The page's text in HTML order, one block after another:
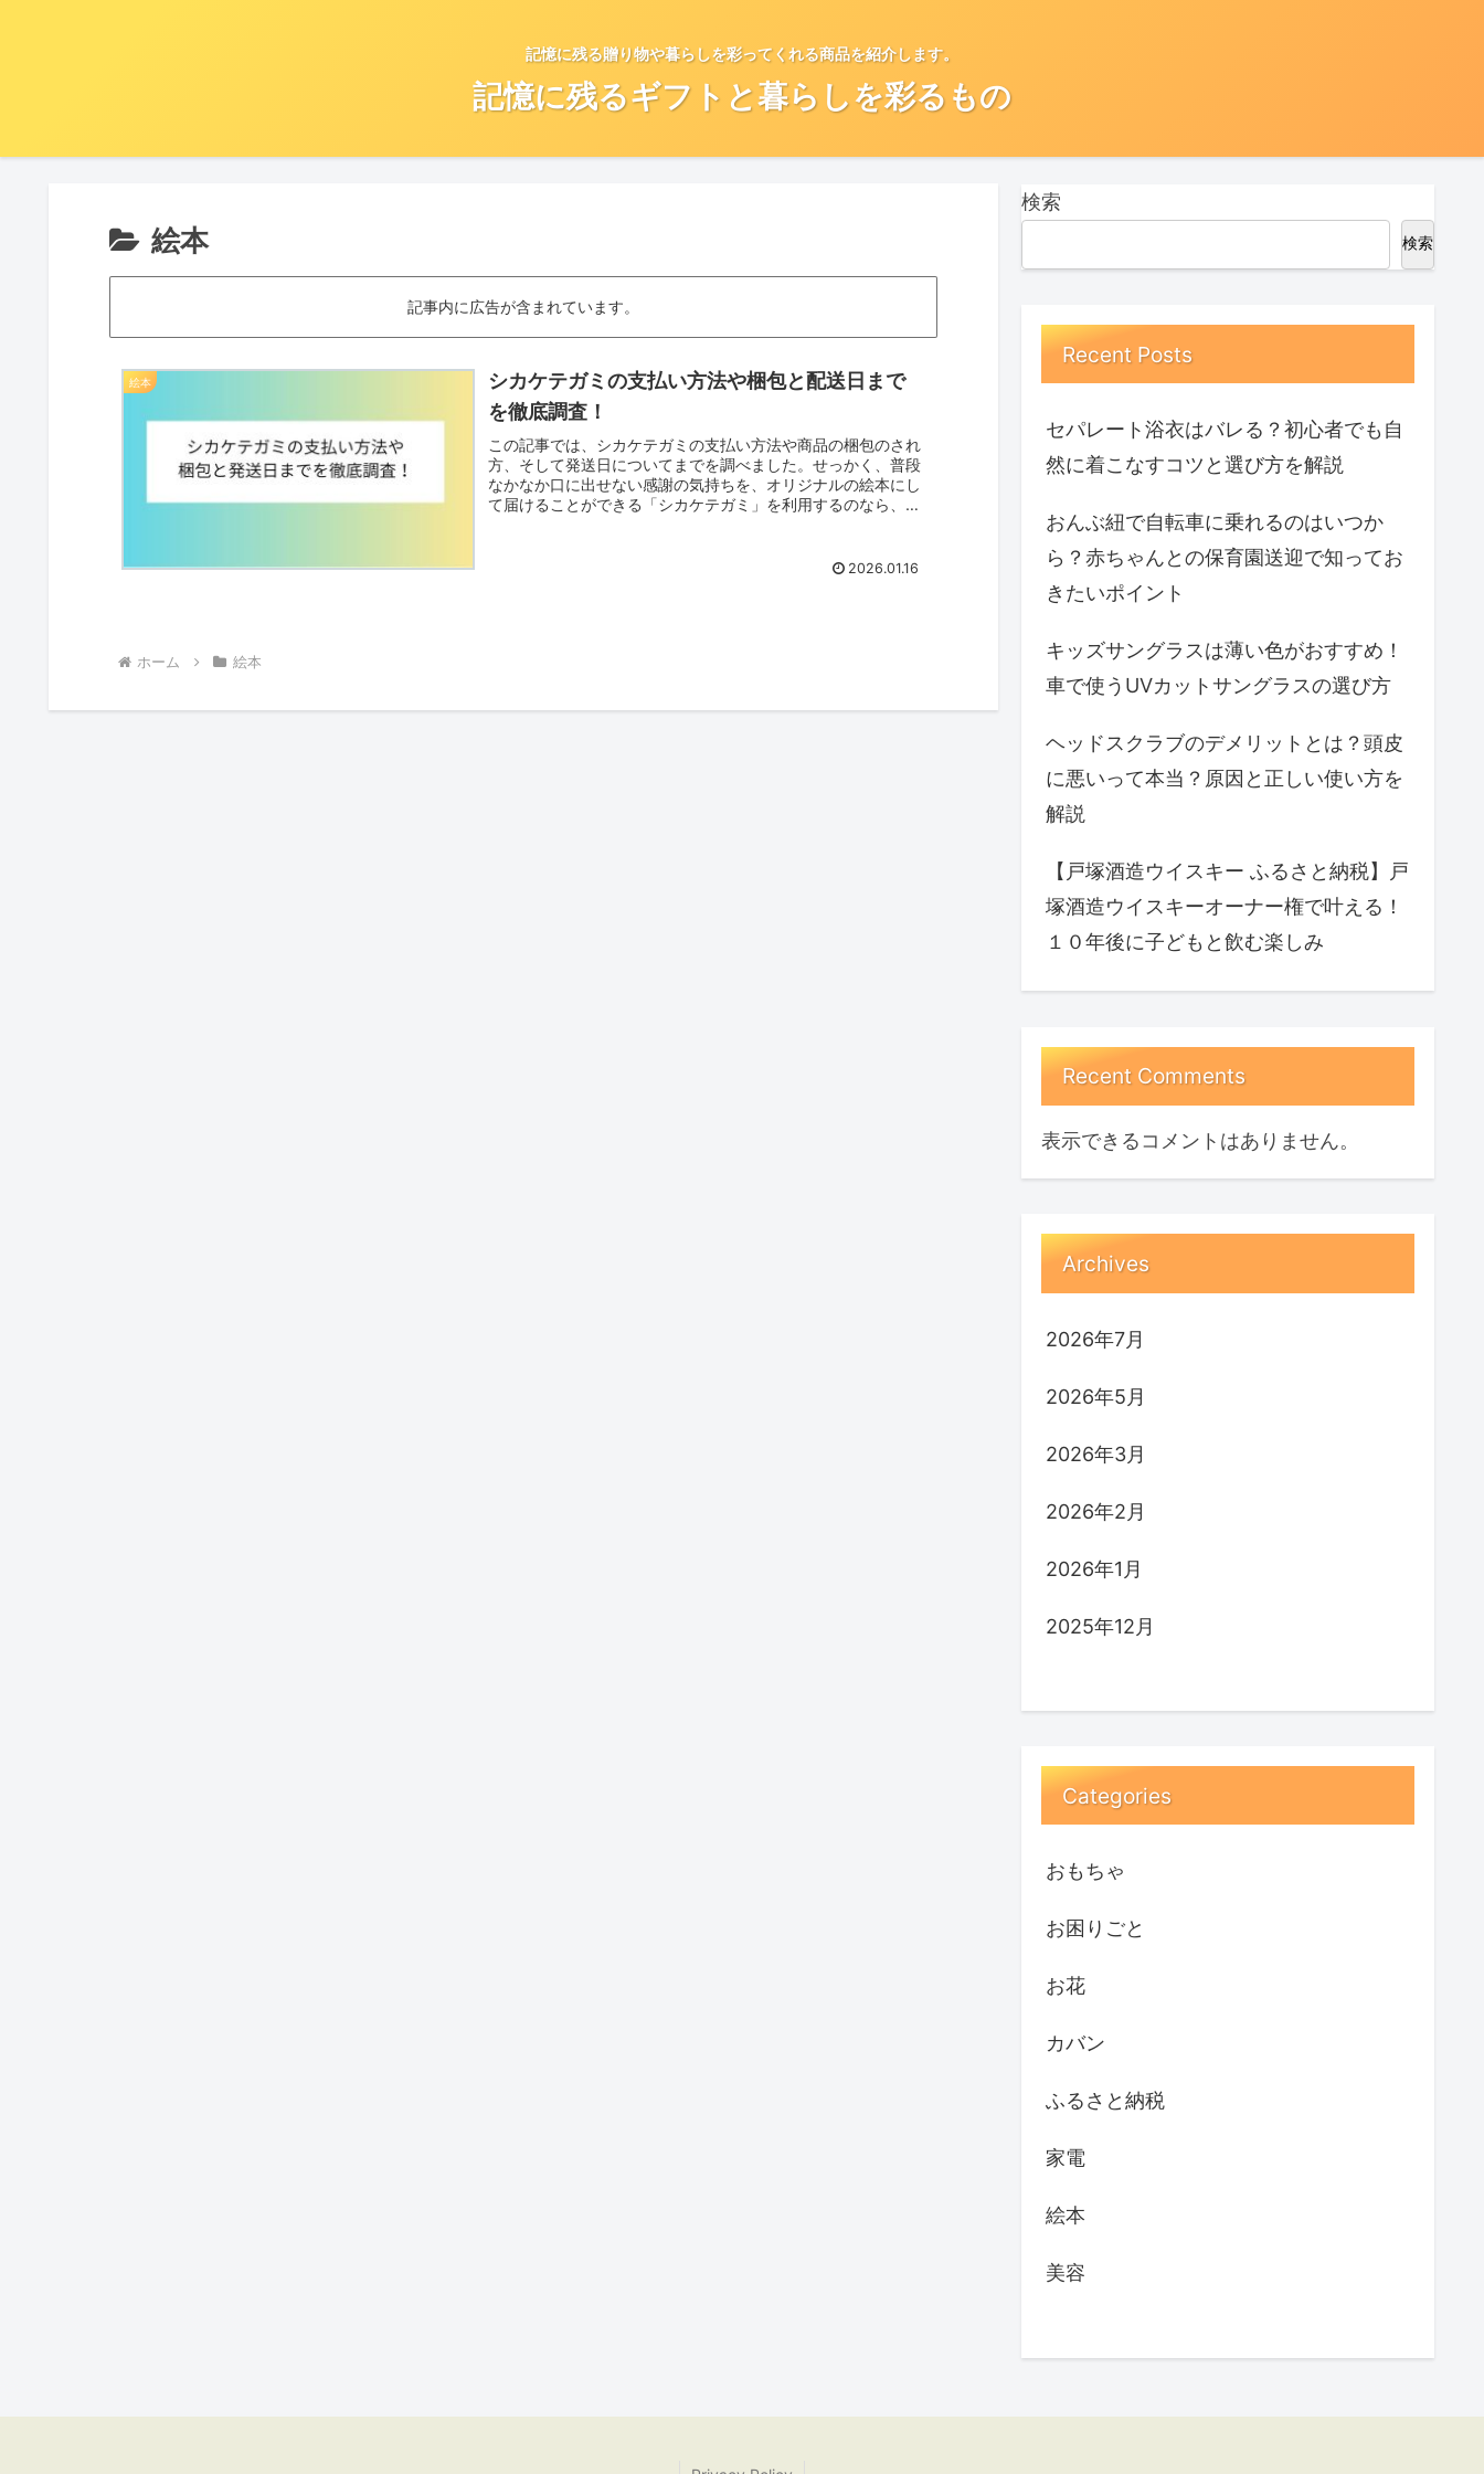
記憶に残る贈り物や暮らしを彩ってくれる商品を紹介します。
記憶に残るギフトと暮らしを彩るもの
絵本
記事内に広告が含まれています。
絵本
シカケテガミの支払い方法や梱包と配送日まで
を徹底調査！
この記事では、シカケテガミの支払い方法や商品の梱包のされ
方、そして発送日についてまでを調べました。せっかく、普段
なかなか口に出せない感謝の気持ちを、オリジナルの絵本にし
て届けることができる「シカケテガミ」を利用するのなら、失
2026.01.16
ホーム 絵本
検索
検索
Recent Posts
セパレート浴衣はバレる？初心者でも自
然に着こなすコツと選び方を解説
おんぶ紐で自転車に乗れるのはいつか
ら？赤ちゃんとの保育園送迎で知ってお
きたいポイント
キッズサングラスは薄い色がおすすめ！
車で使うUVカットサングラスの選び方
ヘッドスクラブのデメリットとは？頭皮
に悪いって本当？原因と正しい使い方を
解説
【戸塚酒造ウイスキー ふるさと納税】戸
塚酒造ウイスキーオーナー権で叶える！
１０年後に子どもと飲む楽しみ
Recent Comments
表示できるコメントはありません。
Archives
2026年7月
2026年5月
2026年3月
2026年2月
2026年1月
2025年12月
Categories
おもちゃ
お困りごと
お花
カバン
ふるさと納税
家電
絵本
美容